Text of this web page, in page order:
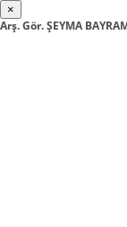
×
Arş. Gör. ŞEYMA